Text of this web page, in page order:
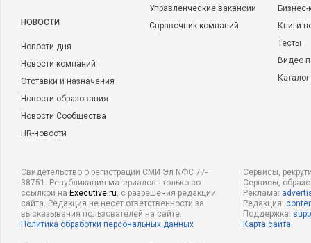
НОВОСТИ
Новости дня
Новости компаний
Отставки и назначения
Новости образования
Новости Сообщества
HR-новости
Управленческие вакансии
Справочник компаний
Книги
Тесты
Видео
Свидетельство о регистрации СМИ Эл NФС 77-
38751. Републикация материалов - только со
ссылкой на Executive.ru, с разрешения редакции
сайта. Редакция не несет ответственности за
высказывания пользователей на сайте.
Политика обработки персональных данных
Сервисы,
Сервисы,
Реклама:
Редакция:
Поддержка:
Карта сайта